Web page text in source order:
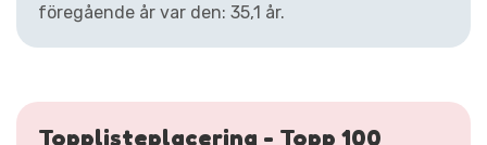
föregående år var den: 35,1 år.
Topplisteplacering - Topp 100